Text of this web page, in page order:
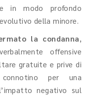
in modo profondo
della minore.
la condanna,
offensive
gratuite e prive di
connotino per una
negativo sul